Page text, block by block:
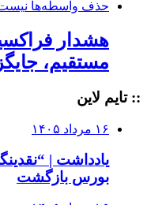
هشدار
مستقیم،
:: تایم لاین
۱۶ مرداد ۱۴۰۵
یادداشت |
بورس بازگشت